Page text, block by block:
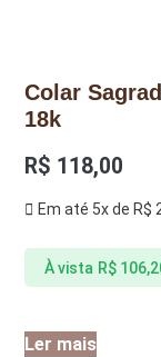
Colar
18k
R$ 118,00
Em até 5x de R$
À vista R$
Ler mais